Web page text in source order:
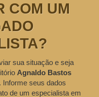
COM UM
sua situação e seja
Agnaldo Bastos
Informe seus dados
de um especialista em